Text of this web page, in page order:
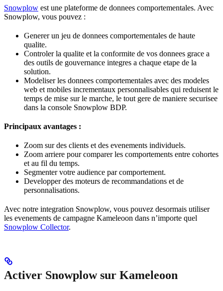
Snowplow est une plateforme de donnees comportementales. Avec
Snowplow, vous pouvez :
Generer un jeu de donnees comportementales de haute
qualite.
Controler la qualite et la conformite de vos donnees grace a
des outils de gouvernance integres a chaque etape de la
solution.
Modeliser les donnees comportementales avec des modeles
web et mobiles incrementaux personnalisables qui reduisent le
temps de mise sur le marche, le tout gere de maniere securisee
dans la console Snowplow BDP.
Principaux avantages :
Zoom sur des clients et des evenements individuels.
Zoom arriere pour comparer les comportements entre cohortes
et au fil du temps.
Segmenter votre audience par comportement.
Developper des moteurs de recommandations et de
personnalisations.
Avec notre integration Snowplow, vous pouvez desormais utiliser
les evenements de campagne Kameleoon dans n’importe quel
Snowplow Collector.
Activer Snowplow sur Kameleoon